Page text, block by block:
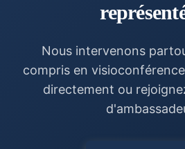
Nous intervenons
compris en
directement ou